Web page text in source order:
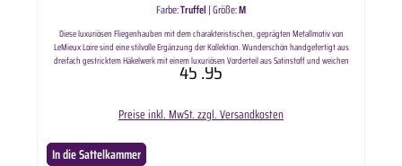
Farbe:Truffel |Größe:M
Diese luxuriösen Fliegenhauben mit dem charakteristischen, geprägten Metallmotiv von
LeMieux Loire sind eine stilvolle Ergänzung der Kollektion. Wunderschön handgefertigt aus
dreifach gestricktem Häkelwerk mit einem luxuriösen Vorderteil aus Satinstoff und weichen
Stretch-Lycra-Ohren. Info & Pflege Maschinenwaschbar bei niedriger Temperatur
nicht im Trockner trocknen.
45.95
Preise inkl. MwSt. zzgl. Versandkosten
In die Sattelkammer